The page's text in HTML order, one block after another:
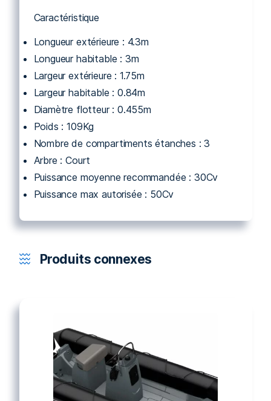
Caractéristique
Longueur extérieure : 4.3m
Longueur habitable : 3m
Largeur extérieure : 1.75m
Largeur habitable : 0.84m
Diamètre flotteur : 0.455m
Poids : 109Kg
Nombre de compartiments étanches : 3
Arbre : Court
Puissance moyenne recommandée : 30Cv
Puissance max autorisée : 50Cv
Produits connexes